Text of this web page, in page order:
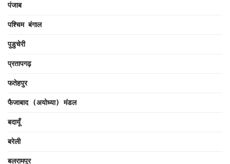
पंजाब
पश्चिम बंगाल
पुडुचेरी
प्रतापगढ़
फतेहपुर
फैजाबाद (अयोध्या) मंडल
बदायूँ
बरेली
बलरामपुर